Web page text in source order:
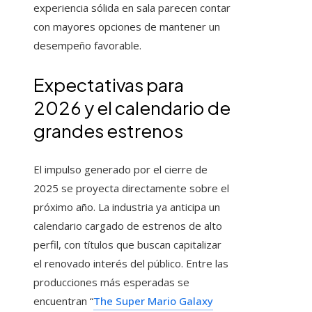
experiencia sólida en sala parecen contar
con mayores opciones de mantener un
desempeño favorable.
Expectativas para
2026 y el calendario de
grandes estrenos
El impulso generado por el cierre de
2025 se proyecta directamente sobre el
próximo año. La industria ya anticipa un
calendario cargado de estrenos de alto
perfil, con títulos que buscan capitalizar
el renovado interés del público. Entre las
producciones más esperadas se
encuentran “The Super Mario Galaxy